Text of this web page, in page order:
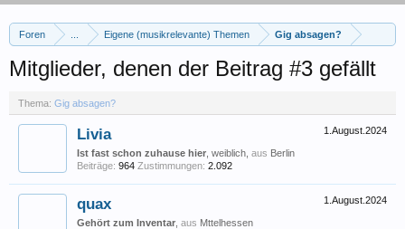
Foren Eigene (musikrelevante) Themen Gig absagen?
Mitglieder, denen der Beitrag #3 gefällt
Thema: Gig absagen?
1.August.2024
Livia
Ist fast schon zuhause hier , weiblich, aus Berlin
Beiträge: 964 Zustimmungen: 2.092
1.August.2024
quax
Gehört zum Inventar aus Mttelhessen